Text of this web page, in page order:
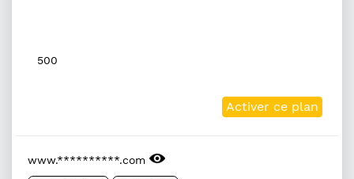
500
Activer ce plan
www.**********.com